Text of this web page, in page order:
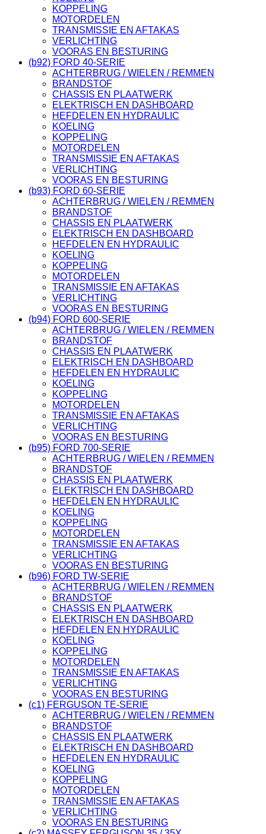
KOPPELING
MOTORDELEN
TRANSMISSIE EN AFTAKAS
VERLICHTING
VOORAS EN BESTURING
(b92) FORD 40-SERIE
ACHTERBRUG / WIELEN / REMMEN
BRANDSTOF
CHASSIS EN PLAATWERK
ELEKTRISCH EN DASHBOARD
HEFDELEN EN HYDRAULIC
KOELING
KOPPELING
MOTORDELEN
TRANSMISSIE EN AFTAKAS
VERLICHTING
VOORAS EN BESTURING
(b93) FORD 60-SERIE
ACHTERBRUG / WIELEN / REMMEN
BRANDSTOF
CHASSIS EN PLAATWERK
ELEKTRISCH EN DASHBOARD
HEFDELEN EN HYDRAULIC
KOELING
KOPPELING
MOTORDELEN
TRANSMISSIE EN AFTAKAS
VERLICHTING
VOORAS EN BESTURING
(b94) FORD 600-SERIE
ACHTERBRUG / WIELEN / REMMEN
BRANDSTOF
CHASSIS EN PLAATWERK
ELEKTRISCH EN DASHBOARD
HEFDELEN EN HYDRAULIC
KOELING
KOPPELING
MOTORDELEN
TRANSMISSIE EN AFTAKAS
VERLICHTING
VOORAS EN BESTURING
(b95) FORD 700-SERIE
ACHTERBRUG / WIELEN / REMMEN
BRANDSTOF
CHASSIS EN PLAATWERK
ELEKTRISCH EN DASHBOARD
HEFDELEN EN HYDRAULIC
KOELING
KOPPELING
MOTORDELEN
TRANSMISSIE EN AFTAKAS
VERLICHTING
VOORAS EN BESTURING
(b96) FORD TW-SERIE
ACHTERBRUG / WIELEN / REMMEN
BRANDSTOF
CHASSIS EN PLAATWERK
ELEKTRISCH EN DASHBOARD
HEFDELEN EN HYDRAULIC
KOELING
KOPPELING
MOTORDELEN
TRANSMISSIE EN AFTAKAS
VERLICHTING
VOORAS EN BESTURING
(c1) FERGUSON TE-SERIE
ACHTERBRUG / WIELEN / REMMEN
BRANDSTOF
CHASSIS EN PLAATWERK
ELEKTRISCH EN DASHBOARD
HEFDELEN EN HYDRAULIC
KOELING
KOPPELING
MOTORDELEN
TRANSMISSIE EN AFTAKAS
VERLICHTING
VOORAS EN BESTURING